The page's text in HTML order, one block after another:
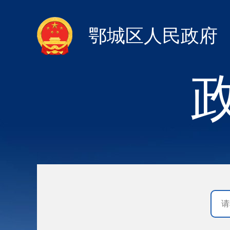
鄂城区人民政府